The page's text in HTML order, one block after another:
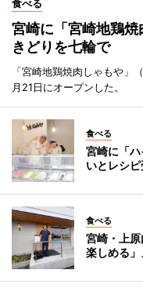
食べる
宮崎に「宮崎地鶏
きどりを七輪で
「宮崎地鶏焼肉しゃもや
月21日にオープンした。
食べる
宮崎に「
いとレシ
食べる
宮崎・上
楽しめる